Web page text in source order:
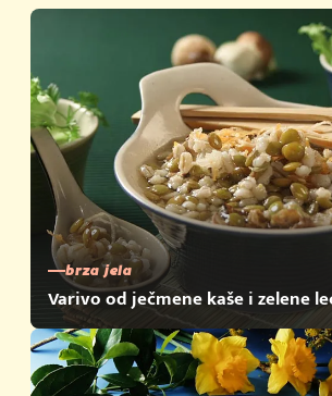
brza jela
Varivo od ječmene kaše i zelene